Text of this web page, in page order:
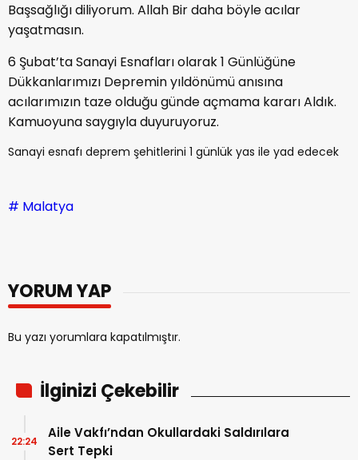
Başsağlığı diliyorum. Allah Bir daha böyle acılar
yaşatmasın.
6 Şubat’ta Sanayi Esnafları olarak 1 Günlüğüne
Dükkanlarımızı Depremin yıldönümü anısına
acılarımızın taze olduğu günde açmama kararı Aldık.
Kamuoyuna saygıyla duyuruyoruz.
Sanayi esnafı deprem şehitlerini 1 günlük yas ile yad edecek
# Malatya
YORUM YAP
Bu yazı yorumlara kapatılmıştır.
İlginizi Çekebilir
Aile Vakfı’ndan Okullardaki Saldırılara
Sert Tepki
22:24